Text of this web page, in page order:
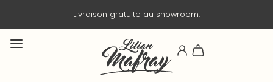
Livraison gratuite au showroom.